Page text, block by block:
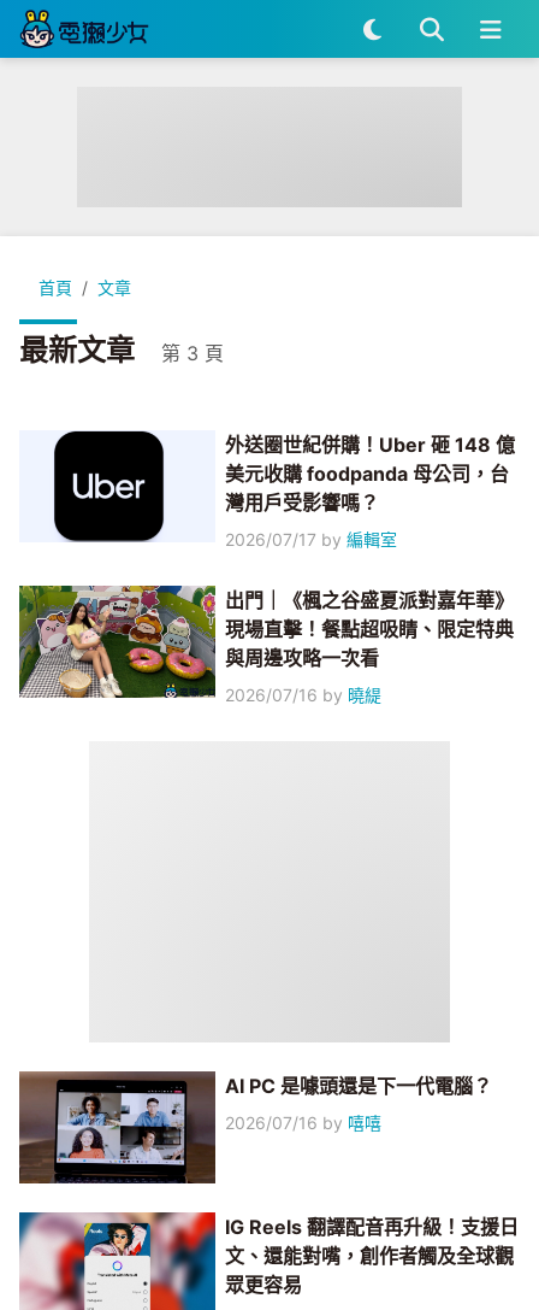
首頁 文章
最新文章 第 3 頁
外送圈世紀併購！Uber 砸 148 億
美元收購 foodpanda 母公司，台
灣用戶受影響嗎？
2026/07/17 by編輯室
出門｜《楓之谷盛夏派對嘉年華》
現場直擊！餐點超吸睛、限定特典
與周邊攻略一次看
2026/07/16 by 曉緹
AI PC 是噱頭還是下一代電腦？
2026/07/16 by 嘻嘻
IG Reels 翻譯配音再升級！支援日
文、還能對嘴，創作者觸及全球觀
眾更容易